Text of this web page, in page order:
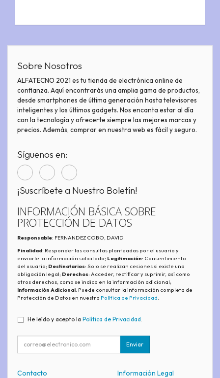
Sobre Nosotros
ALFATECNO 2021 es tu tienda de electrónica online de
confianza. Aquí encontrarás una amplia gama de productos,
desde smartphones de última generación hasta televisores
inteligentes y los últimos gadgets. Nos encanta estar al día
con la tecnología y ofrecerte siempre las mejores marcas y
precios. Además, comprar en nuestra web es fácil y seguro.
Síguenos en:
¡Suscríbete a Nuestro Boletín!
INFORMACIÓN BÁSICA SOBRE
PROTECCIÓN DE DATOS
Responsable: FERNANDEZ COBO, DAVID
Finalidad: Responder las consultas planteadas por el usuario y
enviarle la información solicitada; Legitimación: Consentimiento
del usuario; Destinatarios: Solo se realizan cesiones si existe una
obligación legal; Derechos: Acceder, rectificar y suprimir, así como
otros derechos, como se indica en la información adicional;
Información Adicional: Puede consultar la información completa de
Protección de Datos en nuestra Política de Privacidad.
He leído y acepto la Política de Privacidad
Enviar
Contacto Información Legal